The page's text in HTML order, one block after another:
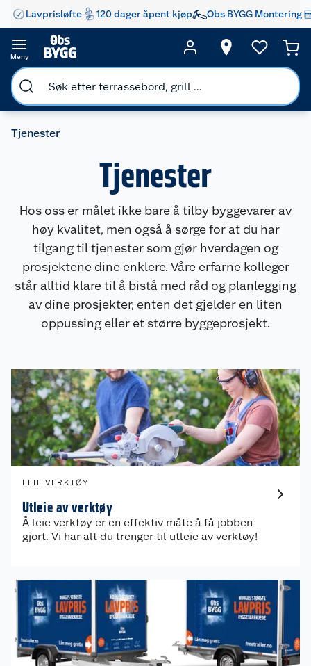
Lavprisløfte 120 dager åpent kjøp Obs BYGG Montering
Meny
Tjenester
Tjenester
Hos oss er målet ikke bare å tilby byggevarer av
høy kvalitet, men også å sørge for at du har
tilgang til tjenester som gjør hverdagen og
prosjektene dine enklere. Våre erfarne kolleger
står alltid klare til å bistå med råd og planlegging
av dine prosjekter, enten det gjelder en liten
oppussing eller et større byggeprosjekt.
LEIE VERKTØY
Utleie av verktøy
Å leie verktøy er en effektiv måte å få jobben
gjort. Vi har alt du trenger til utleie av verktøy!